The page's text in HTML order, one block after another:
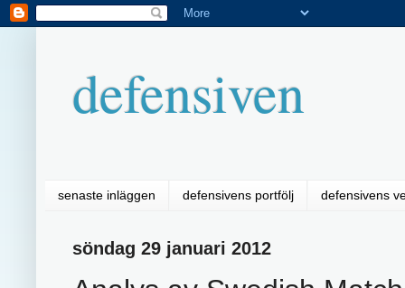
defensiven
senaste inläggen defensivens portfölj defensivens
söndag 29 januari 2012